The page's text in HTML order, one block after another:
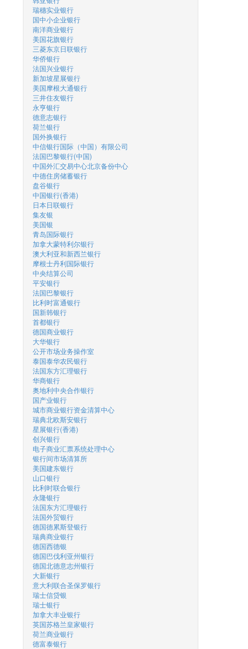
瑞穗实业银行
国中小企业银行
南洋商业银行
美国花旗银行
三菱东京日联银行
华侨银行
法国兴业银行
新加坡星展银行
美国摩根大通银行
三井住友银行
永亨银行
德意志银行
荷兰银行
国外换银行
中信银行国际（中国）有限公司
法国巴黎银行(中国)
中国外汇交易中心北京备份中心
中德住房储蓄银行
盘谷银行
中国银行(香港)
日本日联银行
集友银
美国银
青岛国际银行
加拿大蒙特利尔银行
澳大利亚和新西兰银行
摩根士丹利国际银行
中央结算公司
平安银行
法国巴黎银行
比利时富通银行
国新韩银行
首都银行
德国商业银行
大华银行
公开市场业务操作室
泰国泰华农民银行
法国东方汇理银行
华商银行
奥地利中央合作银行
国产业银行
城市商业银行资金清算中心
瑞典北欧斯安银行
星展银行(香港)
创兴银行
电子商业汇票系统处理中心
银行间市场清算所
美国建东银行
山口银行
比利时联合银行
永隆银行
法国东方汇理银行
法国外贸银行
德国德累斯登银行
瑞典商业银行
德国西德银
德国巴伐利亚州银行
德国北德意志州银行
大新银行
意大利联合圣保罗银行
瑞士信贷银
瑞士银行
加拿大丰业银行
英国苏格兰皇家银行
荷兰商业银行
德富泰银行